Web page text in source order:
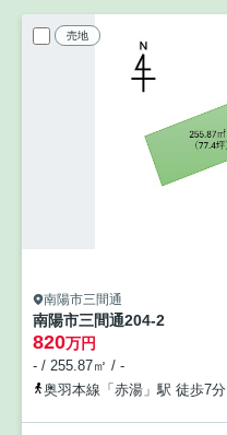
売地
南陽市三間通
南陽市三間通204-2
820万円
- / 255.87㎡ / -
奥羽本線「赤湯」駅 徒歩7分